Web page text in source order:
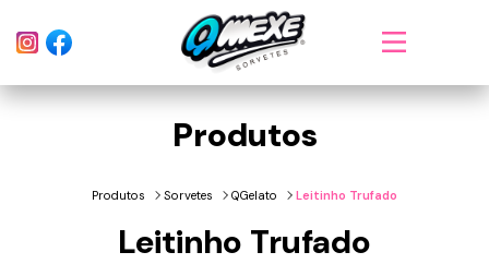
Produtos
Produtos Sorvetes QGelato Leitinho Trufado
Leitinho Trufado